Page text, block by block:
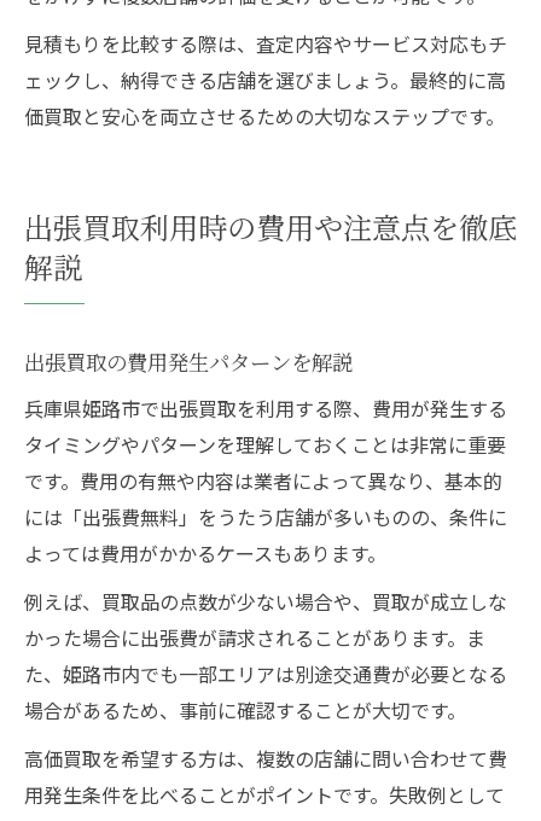
見積もりを比較する際は、査定内容やサービス対応もチ
ェックし、納得できる店舗を選びましょう。最終的に高
価買取と安心を両立させるための大切なステップです。
出張買取利用時の費用や注意点を徹底
解説
出張買取の費用発生パターンを解説
兵庫県姫路市で出張買取を利用する際、費用が発生する
タイミングやパターンを理解しておくことは非常に重要
です。費用の有無や内容は業者によって異なり、基本的
には「出張費無料」をうたう店舗が多いものの、条件に
よっては費用がかかるケースもあります。
例えば、買取品の点数が少ない場合や、買取が成立しな
かった場合に出張費が請求されることがあります。ま
た、姫路市内でも一部エリアは別途交通費が必要となる
場合があるため、事前に確認することが大切です。
高価買取を希望する方は、複数の店舗に問い合わせて費
用発生条件を比べることがポイントです。失敗例として